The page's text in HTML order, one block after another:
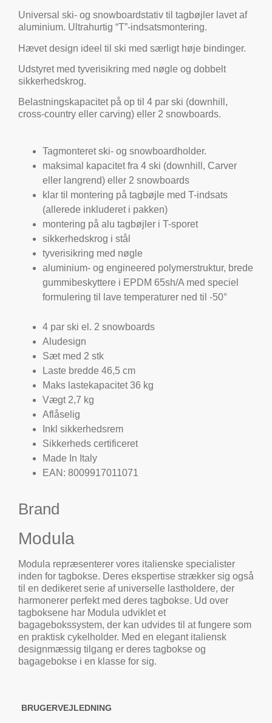
Universal ski- og snowboardstativ til tagbøjler lavet af
aluminium. Ultrahurtig “T”-indsatsmontering.
Hævet design ideel til ski med særligt høje bindinger.
Udstyret med tyverisikring med nøgle og dobbelt
sikkerhedskrog.
Belastningskapacitet på op til 4 par ski (downhill,
cross-country eller carving) eller 2 snowboards.
Tagmonteret ski- og snowboardholder.
maksimal kapacitet fra 4 ski (downhill, Carver
eller langrend) eller 2 snowboards
klar til montering på tagbøjle med T-indsats
(allerede inkluderet i pakken)
montering på alu tagbøjler i T-sporet
sikkerhedskrog i stål
tyverisikring med nøgle
aluminium- og engineered polymerstruktur, brede
gummibeskyttere i EPDM 65sh/A med speciel
formulering til lave temperaturer ned til -50°
4 par ski el. 2 snowboards
Aludesign
Sæt med 2 stk
Laste bredde 46,5 cm
Maks lastekapacitet 36 kg
Vægt 2,7 kg
Aflåselig
Inkl sikkerhedsrem
Sikkerheds certificeret
Made In Italy
EAN: 8009917011071
Brand
Modula
Modula repræsenterer vores italienske specialister
inden for tagbokse. Deres ekspertise strækker sig også
til en dedikeret serie af universelle lastholdere, der
harmonerer perfekt med deres tagbokse. Ud over
tagboksene har Modula udviklet et
bagagebokssystem, der kan udvides til at fungere som
en praktisk cykelholder. Med en elegant italiensk
designmæssig tilgang er deres tagbokse og
bagagebokse i en klasse for sig.
BRUGERVEJLEDNING